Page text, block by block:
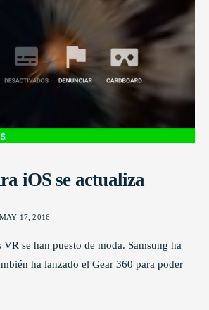
iOS se actualiza
MAY 17, 2016
se han puesto de moda. Samsung ha
ha lanzado el Gear 360 para poder